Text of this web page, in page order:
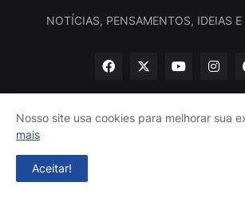
NOTÍCIAS, PENSAMENTOS, IDEIAS E
Início
Nosso site usa cookies para melhorar sua
mais
Aceitar!